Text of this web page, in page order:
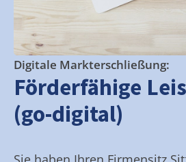
Digitale Markterschließung:
Förderfähige
(go-digital)